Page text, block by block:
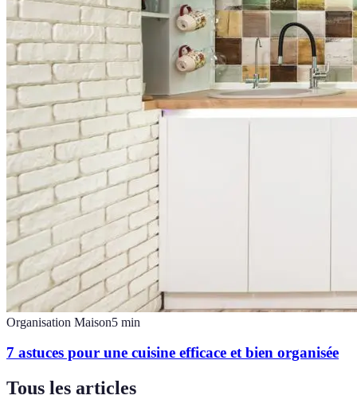
Organisation Maison5 min
7 astuces pour une cuisine efficace et bien organisée
Tous les articles